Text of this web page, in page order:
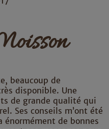
beaucoup de
disponible. Une
de grande qualité qui
Ses conseils m’ont été
énormément de bonnes